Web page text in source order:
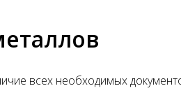
всех необходимых